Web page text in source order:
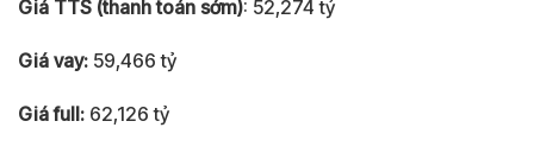
Giá TTS (thanh toán sớm): 52,274 tỷ
Giá vay: 59,466 tỷ
Giá full: 62,126 tỷ